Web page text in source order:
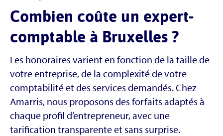
Combien coûte un expert-
comptable à Bruxelles ?
Les honoraires varient en fonction de la taille de
votre entreprise, de la complexité de votre
comptabilité et des services demandés. Chez
Amarris, nous proposons des forfaits adaptés à
chaque profil d’entrepreneur, avec une
tarification transparente et sans surprise.